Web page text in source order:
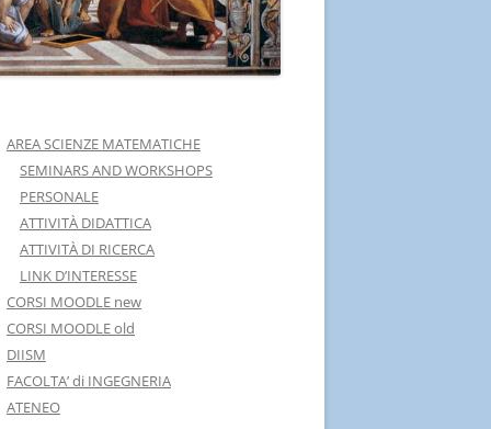
AREA SCIENZE MATEMATICHE
SEMINARS AND WORKSHOPS
PERSONALE
ATTIVITÀ DIDATTICA
ATTIVITÀ DI RICERCA
LINK D’INTERESSE
CORSI MOODLE new
CORSI MOODLE old
DIISM
FACOLTA’ di INGEGNERIA
ATENEO